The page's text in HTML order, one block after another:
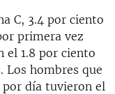
C, 3.4 por ciento
primera vez
el 1.8 por ciento
Los hombres que
día tuvieron el